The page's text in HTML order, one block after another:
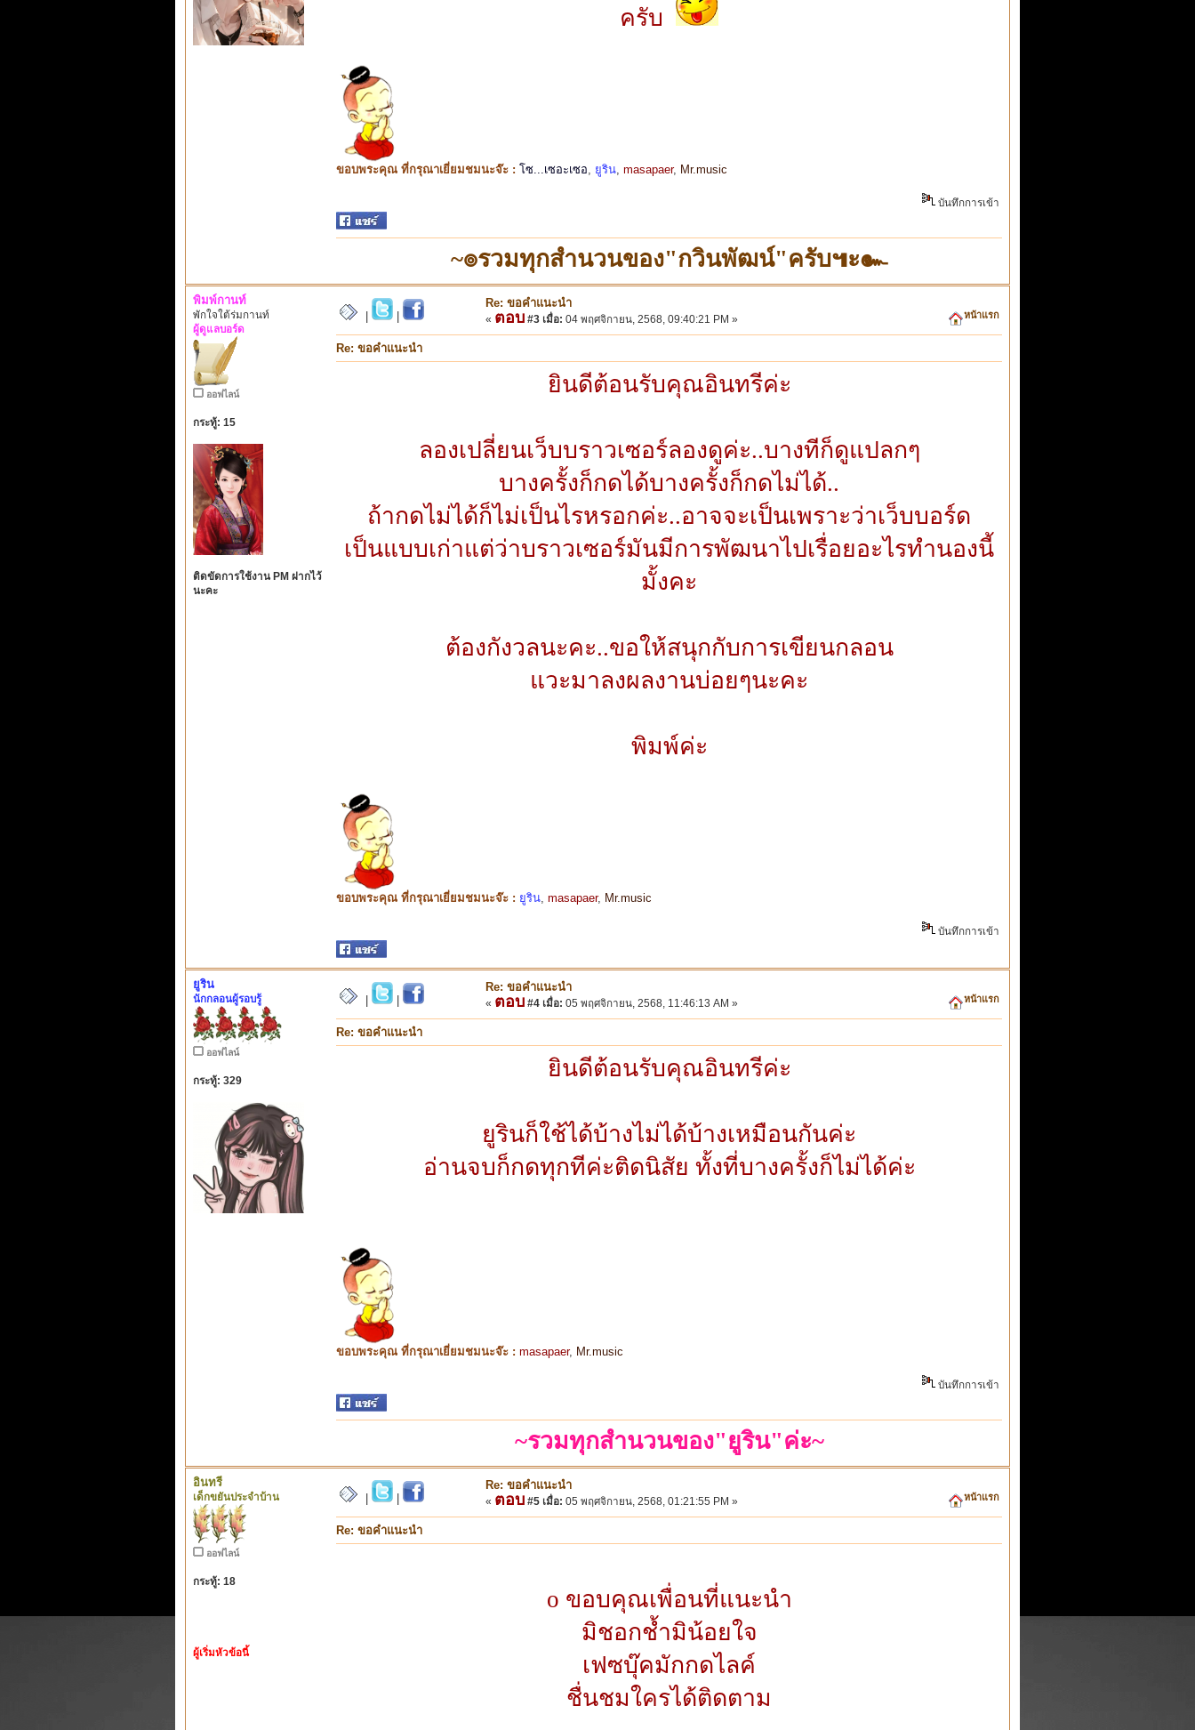
ครับ
ขอบพระคุณ ที่กรุณาเยี่ยมชมนะจ๊ะ : โซ...เซอะเซอ ยูริน masapaer, Mr.music
บันทึกการเข้า
~๏รวมทุกสำนวนของ"กวินพัฒน์"ครับ๚ะ๛
พิมพ์กานท์
พักใจใต้ร่มกานท์
ผู้ดูแลบอร์ด
ออฟไลน์
กระทู้: 15
ติดขัดการใช้งาน PM ฝากไว้
นะคะ
Re: ขอคำแนะนำ
« ตอบ #3 เมื่อ: 04 พฤศจิกายน, 2568, 09:40:21 PM » หน้าแรก
Re: ขอคำแนะนำ
ยินดีต้อนรับคุณอินทรีค่ะ
ลองเปลี่ยนเว็บบราวเซอร์ลองดูค่ะ..บางทีก็ดูแปลกๆ
บางครั้งก็กดได้บางครั้งก็กดไม่ได้..
ถ้ากดไม่ได้ก็ไม่เป็นไรหรอกค่ะ..อาจจะเป็นเพราะว่าเว็บบอร์ด
เป็นแบบเก่าแต่ว่าบราวเซอร์มันมีการพัฒนาไปเรื่อยอะไรทำนองนี้
มั้งคะ
ต้องกังวลนะคะ..ขอให้สนุกกับการเขียนกลอน
แวะมาลงผลงานบ่อยๆนะคะ
พิมพ์ค่ะ
ขอบพระคุณ ที่กรุณาเยี่ยมชมนะจ๊ะ : ยูริน masapaer, Mr.music
บันทึกการเข้า
ยูริน
นักกลอนผู้รอบรู้
ออฟไลน์
กระทู้: 329
Re: ขอคำแนะนำ
« ตอบ #4 เมื่อ: 05 พฤศจิกายน, 2568, 11:46:13 AM » หน้าแรก
Re: ขอคำแนะนำ
ยินดีต้อนรับคุณอินทรีค่ะ
ยูรินก็ใช้ได้บ้างไม่ได้บ้างเหมือนกันค่ะ
อ่านจบก็กดทุกทีค่ะติดนิสัย ทั้งที่บางครั้งก็ไม่ได้ค่ะ
ขอบพระคุณ ที่กรุณาเยี่ยมชมนะจ๊ะ : masapaer, Mr.music
บันทึกการเข้า
~รวมทุกสำนวนของ"ยูริน"ค่ะ~
อินทรี
เด็กขยันประจำบ้าน
ออฟไลน์
กระทู้: 18
ผู้เริ่มหัวข้อนี้
Re: ขอคำแนะนำ
« ตอบ #5 เมื่อ: 05 พฤศจิกายน, 2568, 01:21:55 PM » หน้าแรก
Re: ขอคำแนะนำ
o ขอบคุณเพื่อนที่แนะนำ
มิชอกช้ำมิน้อยใจ
เฟซบุ๊คมักกดไลค์
ชื่นชมใครได้ติดตาม